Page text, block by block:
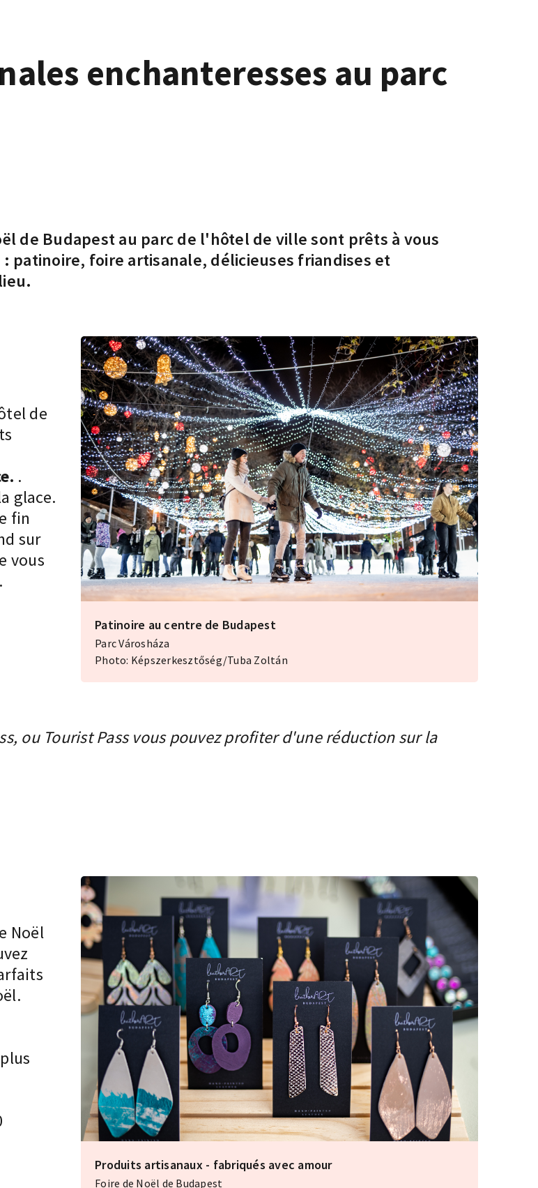
enchanteresses au parc
de Budapest au parc de l'hôtel de ville sont prêts à vous
patinoire, foire artisanale, délicieuses friandises et
de
.
glace.
fin
sur
vous
.
Patinoire au centre de Budapest
Parc Városháza
Photo: Képszerkesztőség/Tuba Zoltán
ou Tourist Pass vous pouvez profiter d'une réduction sur la
Noël
Produits artisanaux - fabriqués avec amour
Foire de Noël de Budapest